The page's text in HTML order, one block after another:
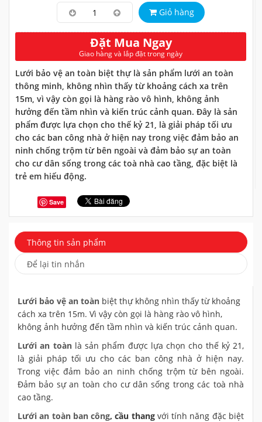
Giỏ hàng
Đặt Mua Ngay
Giao hàng và lắp đặt trong ngày
Lưới bảo vệ an toàn biệt thự là sản phẩm lưới an toàn
thông minh, không nhìn thấy từ khoảng cách xa trên
15m, vì vậy còn gọi là hàng rào vô hình, không ảnh
hưởng đến tầm nhìn và kiến trúc cảnh quan. Đây là sản
phẩm được lựa chọn cho thế kỷ 21, là giải pháp tối ưu
cho các ban công nhà ở hiện nay trong việc đảm bảo an
ninh chống trộm từ bên ngoài và đảm bảo sự an toàn
cho cư dân sống trong các toà nhà cao tầng, đặc biệt là
trẻ em hiếu động.
Save
Thông tin sản phẩm
Để lại tin nhắn
Lưới bảo vệ an toàn biệt thự không nhìn thấy từ khoảng
cách xa trên 15m. Vì vậy còn gọi là hàng rào vô hình,
không ảnh hưởng đến tầm nhìn và kiến trúc cảnh quan.
Lưới an toàn là sản phẩm được lựa chọn cho thế kỷ 21,
là giải pháp tối ưu cho các ban công nhà ở hiện nay.
Trong việc đảm bảo an ninh chống trộm từ bên ngoài.
Đảm bảo sự an toàn cho cư dân sống trong các toà nhà
cao tầng.
Lưới an toàn ban công, cầu thang với tính năng đặc biệt